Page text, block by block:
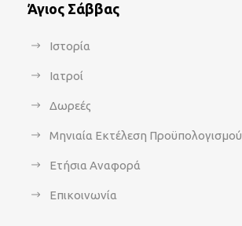
Άγιος Σάββας
Ιστορία
Ιατροί
Δωρεές
Μηνιαία Εκτέλεση Προϋπολογισμού
Ετήσια Αναφορά
Επικοινωνία